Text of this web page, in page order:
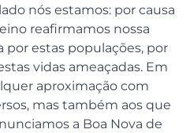
nós estamos: por causa
reafirmamos nossa
por estas populações, por
vidas ameaçadas. Em
aproximação com
mas também aos que
a Boa Nova de